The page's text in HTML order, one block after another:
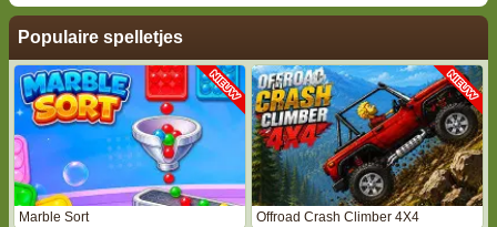
Populaire spelletjes
Marble Sort Offroad Crash Climber 4X4